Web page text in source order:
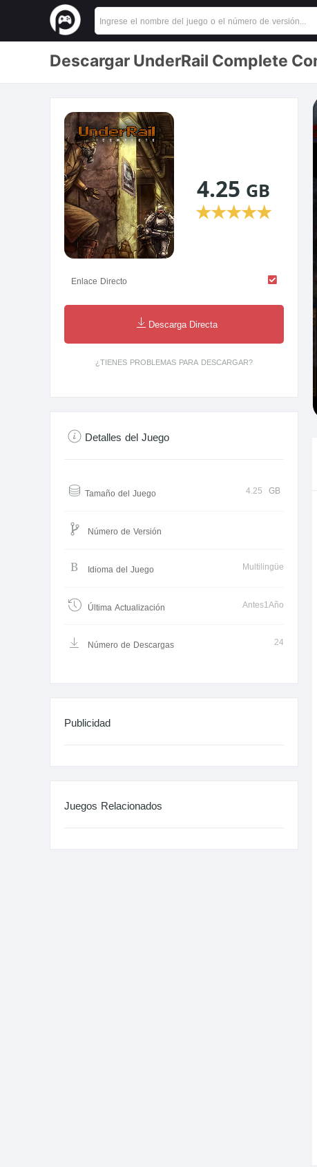
Descargar UnderRail Complete
4.25 GB
★★★★★
Enlace Directo
Descarga Directa
¿TIENES PROBLEMAS PARA DESCARGAR?
Detalles del Juego
Tamaño del Juego 4.25 GB
Número de Versión
Idioma del Juego Multilingüe
Última Actualización Antes1Año
Número de Descargas 24
Publicidad
Juegos Relacionados